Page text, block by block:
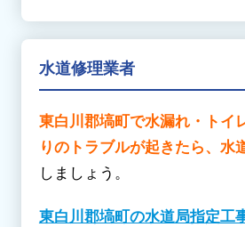
水道修理業者
東白川郡塙町で水漏れ・トイ
りのトラブルが起きたら、水
しましょう。
東白川郡塙町の水道局指定工